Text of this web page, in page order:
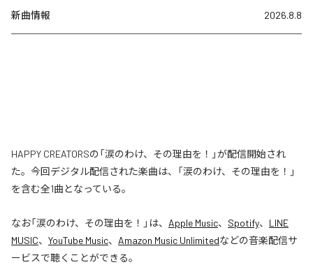
新曲情報 2026.8.8
HAPPY CREATORSの「涙のわけ、その理由を！」が配信開始され
た。今回デジタル配信された楽曲は、「涙のわけ、その理由を！」
を含む全1曲となっている。
なお「涙のわけ、その理由を！ 」は、 Apple Music、 Spotify、 LINE
MUSIC、 YouTube Music、 Amazon Music Unlimitedなどの音楽配信サ
ービスで聴くことができる。